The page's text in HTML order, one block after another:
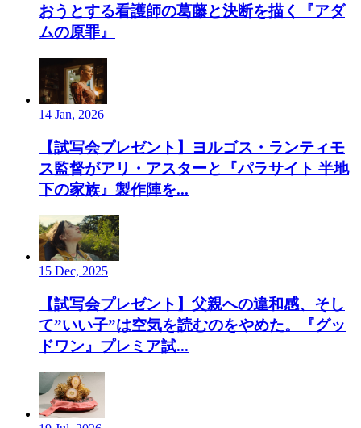
おうとする看護師の葛藤と決断を描く『アダ
ムの原罪』
14 Jan, 2026
【試写会プレゼント】ヨルゴス・ランティモ
ス監督がアリ・アスターと『パラサイト 半地
下の家族』製作陣を...
15 Dec, 2025
【試写会プレゼント】父親への違和感、そし
て”いい子”は空気を読むのをやめた。『グッ
ドワン』プレミア試...